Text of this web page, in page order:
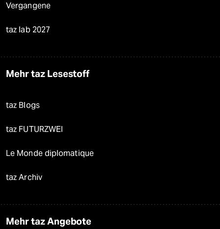
Vergangene
taz lab 2027
Mehr taz Lesestoff
taz Blogs
taz FUTURZWEI
Le Monde diplomatique
taz Archiv
Mehr taz Angebote